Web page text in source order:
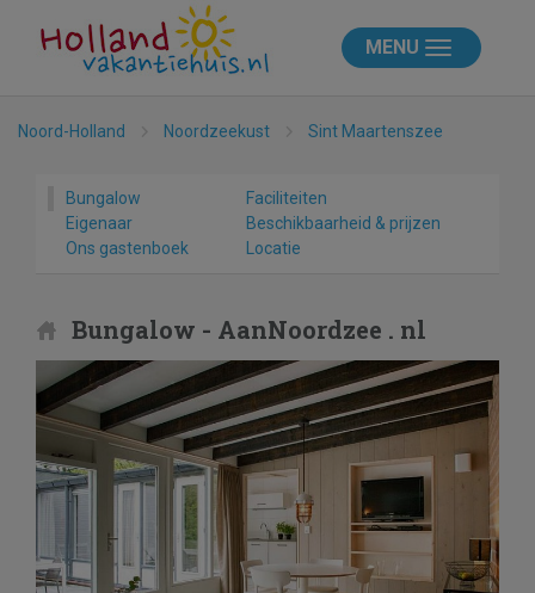
MENU
Noord-Holland Noordzeekust Sint Maartenszee
Bungalow
Faciliteiten
Eigenaar
Beschikbaarheid & prijzen
Ons gastenboek
Locatie
Bungalow - AanNoordzee . nl